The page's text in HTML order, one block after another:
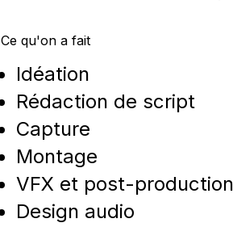
Ce qu'on a fait
Idéation
Rédaction de script
Capture
Montage
VFX et post-production
Design audio